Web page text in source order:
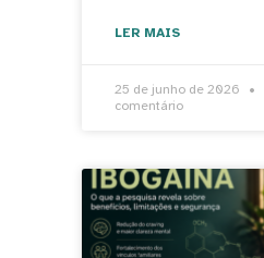
LER MAIS
25 de junho de 2026
comentário